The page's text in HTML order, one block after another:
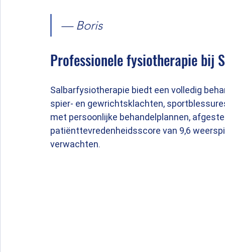
— Boris
Professionele fysiotherapie bij
Salbarfysiotherapie biedt een volledig
spier- en gewrichtsklachten,
met persoonlijke behandelplannen,
patiënttevredenheidsscore van 9,6
verwachten.